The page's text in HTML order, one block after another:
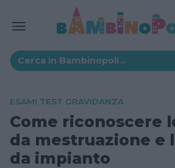
ESAMI TEST GRAVIDANZA
Come riconoscere
da mestruazione e
da impianto